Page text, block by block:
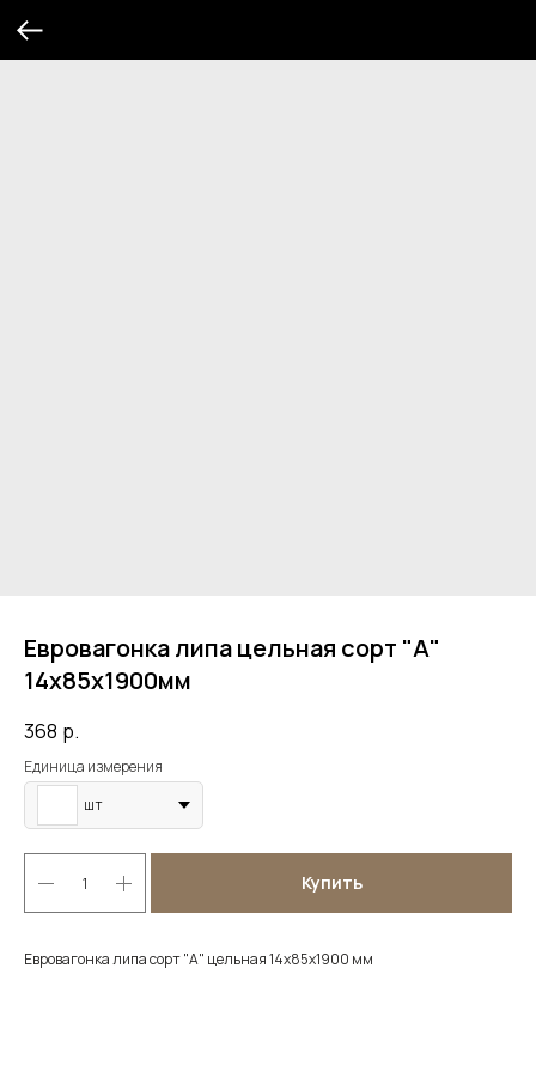
Евровагонка липа цельная сорт "А"
14х85х1900мм
368 р.
Единица измерения
шт
Купить
Евровагонка липа сорт "А" цельная 14х85х1900 мм